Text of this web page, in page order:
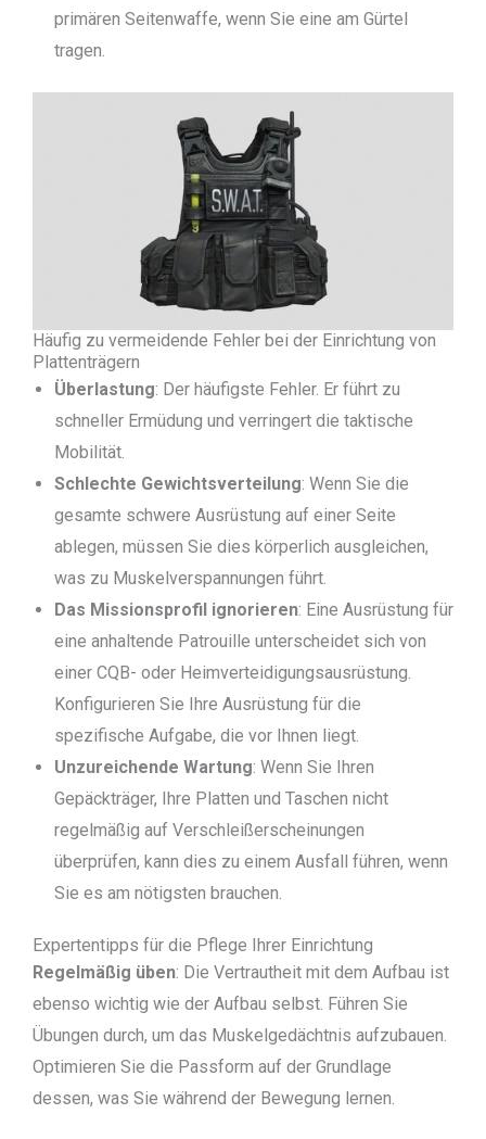
primären Seitenwaffe, wenn Sie eine am Gürtel
tragen.
Häufig zu vermeidende Fehler bei der Einrichtung von
Plattenträgern
Überlastung: Der häufigste Fehler. Er führt zu
schneller Ermüdung und verringert die taktische
Mobilität.
Schlechte Gewichtsverteilung: Wenn Sie die
gesamte schwere Ausrüstung auf einer Seite
ablegen, müssen Sie dies körperlich ausgleichen,
was zu Muskelverspannungen führt.
Das Missionsprofil ignorieren: Eine Ausrüstung für
eine anhaltende Patrouille unterscheidet sich von
einer CQB- oder Heimverteidigungsausrüstung.
Konfigurieren Sie Ihre Ausrüstung für die
spezifische Aufgabe, die vor Ihnen liegt.
Unzureichende Wartung: Wenn Sie Ihren
Gepäckträger, Ihre Platten und Taschen nicht
regelmäßig auf Verschleißerscheinungen
überprüfen, kann dies zu einem Ausfall führen, wenn
Sie es am nötigsten brauchen.
Expertentipps für die Pflege Ihrer Einrichtung
Regelmäßig üben: Die Vertrautheit mit dem Aufbau ist
ebenso wichtig wie der Aufbau selbst. Führen Sie
Übungen durch, um das Muskelgedächtnis aufzubauen.
Optimieren Sie die Passform auf der Grundlage
dessen, was Sie während der Bewegung lernen.